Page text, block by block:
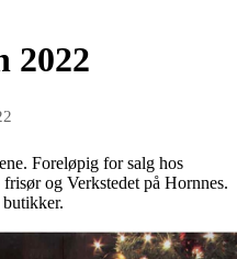
2022
Foreløpig for salg hos
og Verkstedet på Hornnes.